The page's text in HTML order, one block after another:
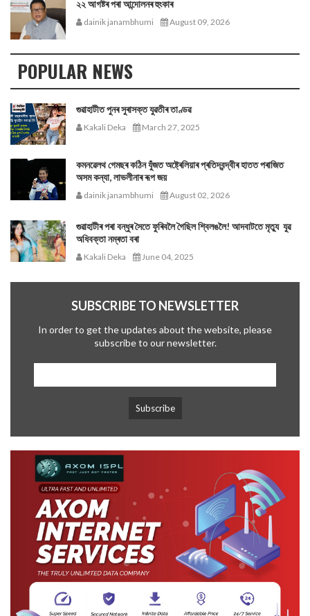
২২ আগষ্টৰ পৰা আন্দোলনৰ হুংকাৰ
dainik janambhumi August 09, 2026
POPULAR NEWS
গুৱাহাটীত পুনৰ সুৰাসক্ত যুৱতীৰ তাণ্ডৱ
Kakali Deka March 27, 2025
কমনৱেলথ গেমছৰ কঠিন যুঁজত অষ্ট্ৰেলিয়াৰ প্ৰতিদ্বন্দ্বীৰ হাতত পৰাজিত
অসম কন্যা, লাভলীনাৰ ৰূপ জয়
dainik janambhumi August 02, 2026
গুৱাহাটীৰ পৰা বন্ধুৰ সৈতে ফুৰিবলৈ গৈছিল শ্বিলঙলৈ! আদবাটতে মৃত্যু যুৱ
অধিবক্তা নম্ৰতা বৰা
Kakali Deka June 04, 2025
SUBSCRIBE TO NEWSLETTER
In order to get the updates about the website, please
subscribe to our newsletter.